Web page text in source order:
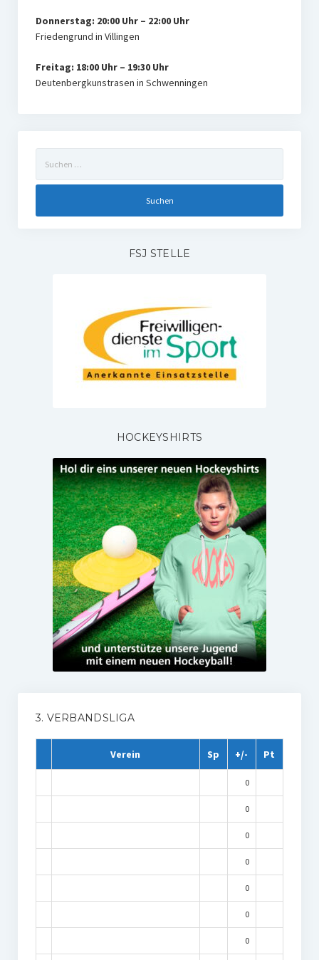
Donnerstag: 20:00 Uhr – 22:00 Uhr
Friedengrund in Villingen
Freitag: 18:00 Uhr – 19:30 Uhr
Deutenbergkunstrasen in Schwenningen
nach:
FSJ STELLE
HOCKEYSHIRTS
3. VERBANDSLIGA
Verein Sp +/- Pt
0
0
0
0
0
0
0